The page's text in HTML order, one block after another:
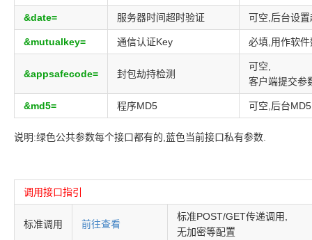
&date= 服务器时间超时验证 可空,后台设
&mutualkey= 通信认证Key 必填,用作软
&appsafecode= 封包劫持检测
可空,
客户端提交参
&md5= 程序MD5 可空,后台
说明:绿色公共参数每个接口都有的,蓝色当前接口私有参数.
调用接口指引
标准调用 前往查看
标准POST/GET传递调用,
无加密等配置